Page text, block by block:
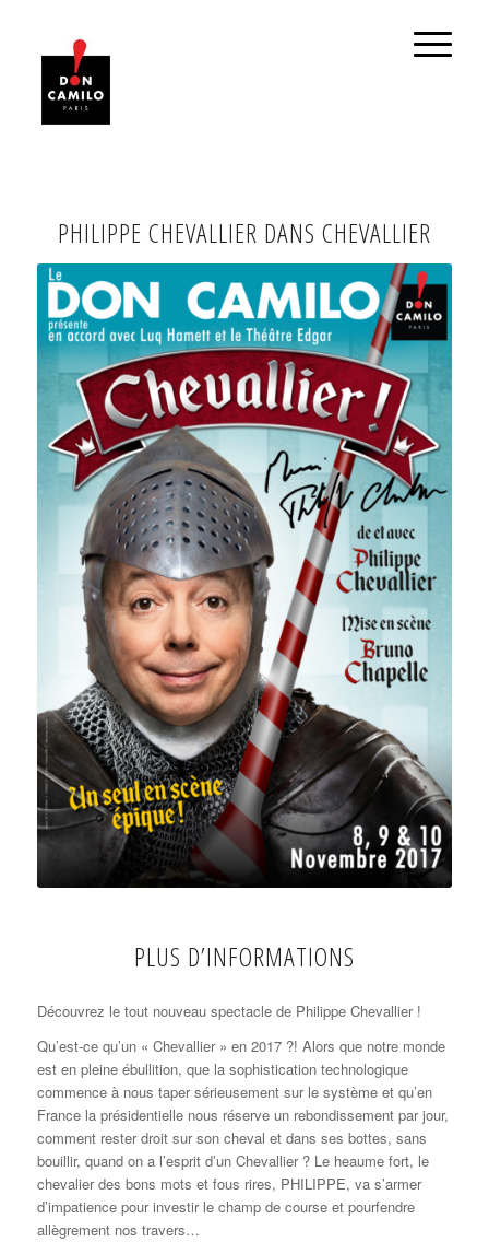
PHILIPPE CHEVALLIER DANS CHEVALLIER
PLUS D’INFORMATIONS
Découvrez le tout nouveau spectacle de Philippe Chevallier !
Qu’est-ce qu’un « Chevallier » en 2017 ?! Alors que notre monde
est en pleine ébullition, que la sophistication technologique
commence à nous taper sérieusement sur le système et qu’en
France la présidentielle nous réserve un rebondissement par jour,
comment rester droit sur son cheval et dans ses bottes, sans
bouillir, quand on a l’esprit d’un Chevallier ? Le heaume fort, le
chevalier des bons mots et fous rires, PHILIPPE, va s’armer
d’impatience pour investir le champ de course et pourfendre
allègrement nos travers…